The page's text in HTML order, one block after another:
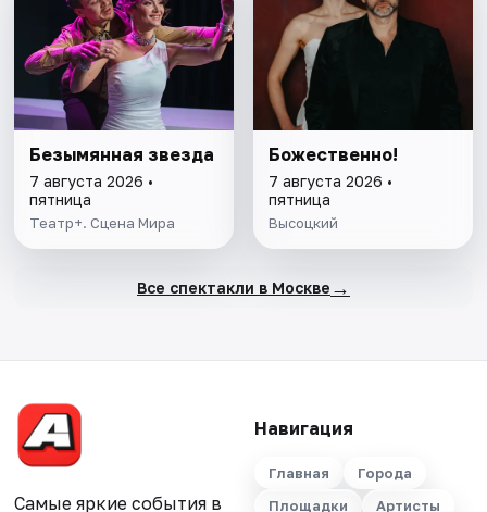
Безымянная звезда
7 августа 2026 •
пятница
Театр+. Сцена Мира
Божественно!
7 августа 2026 •
пятница
Высоцкий
Все спектакли в Москве →
Самые яркие события в
Навигация
Главная
Города
Площадки
Артисты